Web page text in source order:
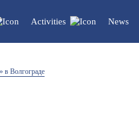
updates
Activities News
в Волгограде